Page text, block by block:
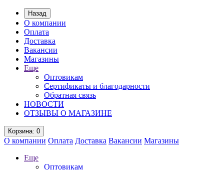
Назад
О компании
Оплата
Доставка
Вакансии
Магазины
Еще
Оптовикам
Сертификаты и благодарности
Обратная связь
НОВОСТИ
ОТЗЫВЫ О МАГАЗИНЕ
Корзина: 0
О компании Оплата Доставка Вакансии Магазины
Еще
Оптовикам